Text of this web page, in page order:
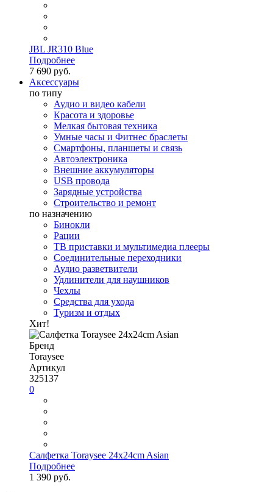
JBL JR310 Blue
Подробнее
7 690 руб.
Аксессуары
по типу
Аудио и видео кабели
Красота и здоровье
Мелкая бытовая техника
Умные часы и Фитнес браслеты
Смартфоны, планшеты и связь
Автоэлектроника
Внешние аккумуляторы
USB провода
Зарядные устройства
Строительство и ремонт
по назначению
Бинокли
Рации
ТВ приставки и мультимедиа плееры
Соединительные переходники
Аудио разветвители
Удлинители для наушников
Чехлы
Средства для ухода
Туризм и отдых
Хит!
Бренд
Toraysee
Артикул
325137
0
Салфетка Toraysee 24x24cm Asian
Подробнее
1 390 руб.